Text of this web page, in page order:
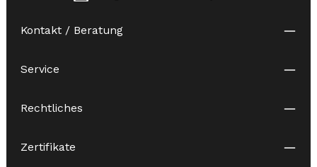
Kontakt / Beratung
Service
Rechtliches
Zertifikate